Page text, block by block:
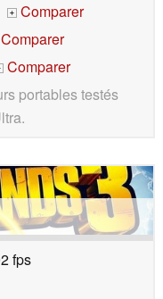
+
Comparer
Comparer
Comparer
portables testés
fps